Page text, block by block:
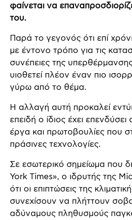
φαίνεται να
του.
Παρά το γεγονός ότι επί
με έντονο τρόπο για τις
συνέπειες της
υιοθετεί πλέον έναν πιο
γύρω από το θέμα.
Η αλλαγή αυτή προκαλεί
επειδή ο ίδιος έχει
έργα και πρωτοβουλίες που
πράσινες τεχνολογίες.
Σε εσωτερικό σημείωμα που
York Times», ο ιδρυτής της
ότι οι επιπτώσεις της
συνεχίσουν να πλήττουν
αδύναμους πληθυσμούς